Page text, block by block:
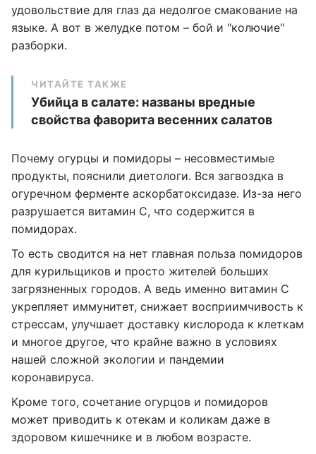
удовольствие для глаз да недолгое смакование на
языке. А вот в желудке потом – бой и "колючие"
разборки.
ЧИТАЙТЕ ТАКЖЕ
Убийца в салате: названы вредные
свойства фаворита весенних салатов
Почему огурцы и помидоры – несовместимые
продукты, пояснили диетологи. Вся загвоздка в
огуречном ферменте аскорбатоксидазе. Из-за него
разрушается витамин С, что содержится в
помидорах.
То есть сводится на нет главная польза помидоров
для курильщиков и просто жителей больших
загрязненных городов. А ведь именно витамин С
укрепляет иммунитет, снижает восприимчивость к
стрессам, улучшает доставку кислорода к клеткам
и многое другое, что крайне важно в условиях
нашей сложной экологии и пандемии
коронавируса.
Кроме того, сочетание огурцов и помидоров
может приводить к отекам и коликам даже в
здоровом кишечнике и в любом возрасте.